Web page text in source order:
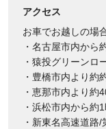
アクセス
お車でお越しの場
・名古屋市内から
・猿投グリーンロ
・豊橋市内より約
・恵那市内より約
・浜松市内から約
・新東名高速道路